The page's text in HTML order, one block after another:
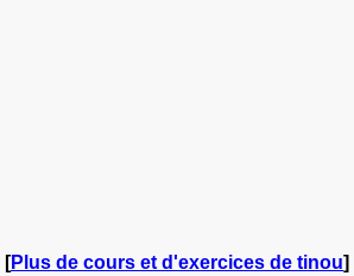
[Plus de cours et d'exercices de tinou]